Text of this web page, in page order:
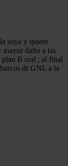
suya y quiere
daño a las
plan B real ; al final
dr GNL a la